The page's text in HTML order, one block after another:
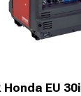
Honda EU